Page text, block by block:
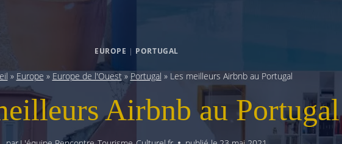
Europe de l’Est
Balkans
Amérique du Sud
Afrique australe
EUROPE | PORTUGAL
» Europe » Europe de l'Ouest» Portugal » Les meilleurs Airbnb au Portugal
Airbnb au Portugal